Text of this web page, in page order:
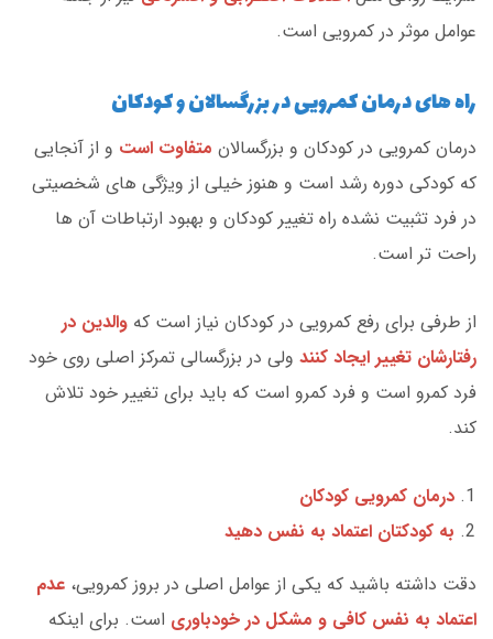
عوامل موثر در کمرویی است.
راه های درمان کمرویی در بزرگسالان و کودکان
درمان کمرویی در کودکان و بزرگسالان متفاوت است و از آنجایی
که کودکی دوره رشد است و هنوز خیلی از ویژگی های شخصیتی
در فرد تثبیت نشده راه تغییر کودکان و بهبود ارتباطات آن ها
راحت تر است.
از طرفی برای رفع کمرویی در کودکان نیاز است که والدین در
رفتارشان تغییر ایجاد کنند ولی در بزرگسالی تمرکز اصلی روی خود
فرد کمرو است و فرد کمرو است که باید برای تغییر خود تلاش
کند.
درمان کمرویی کودکان
به کودکتان اعتماد به نفس دهید
دقت داشته باشید که یکی از عوامل اصلی در بروز کمرویی، عدم
اعتماد به نفس کافی و مشکل در خودباوری است. برای اینکه